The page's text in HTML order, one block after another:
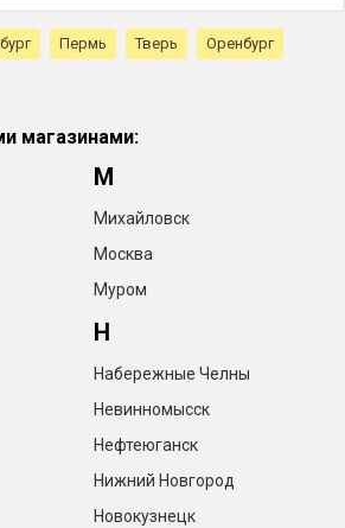
Пермь Тверь Оренбург
магазинами:
М
Михайловск
Москва
Муром
Н
Набережные Челны
Невинномысск
Нефтеюганск
Нижний Новгород
Новокузнецк